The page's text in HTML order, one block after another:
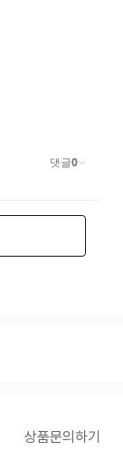
상품문의하기